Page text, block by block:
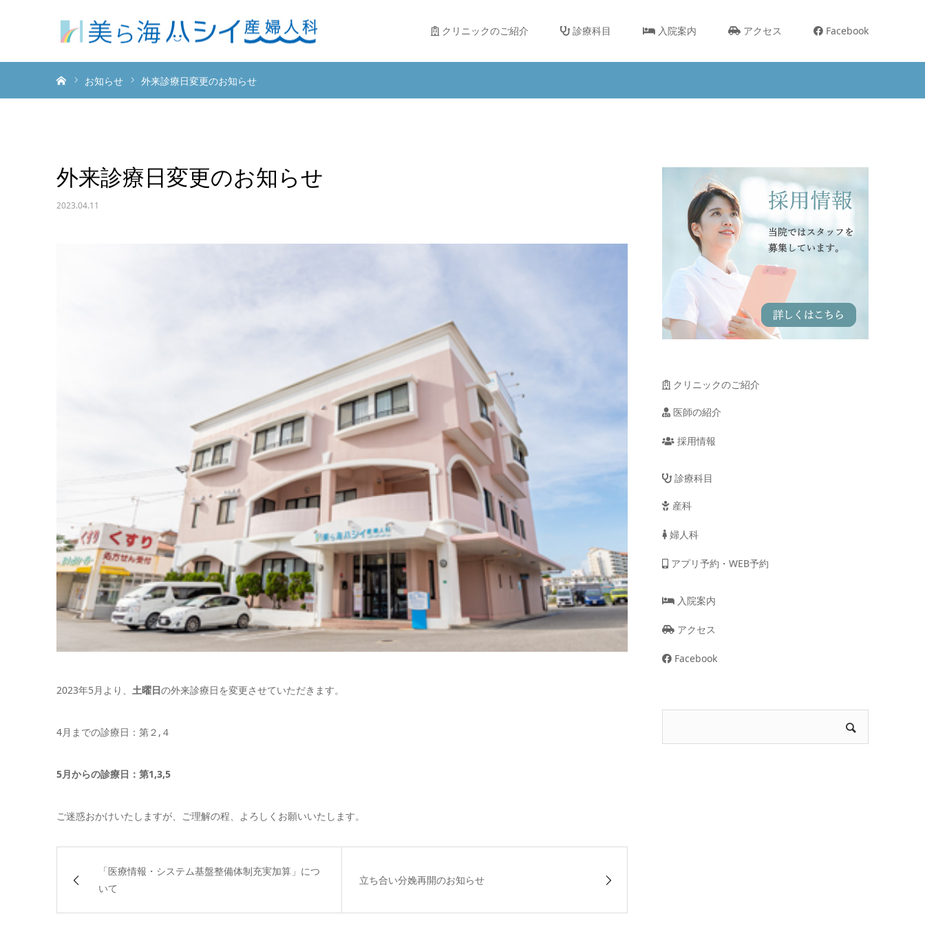
クリニックのご紹介 診療科目 入院案内 アクセス Facebook
お知らせ 外来診療日変更のお知らせ
外来診療日変更のお知らせ
2023.04.11
2023年5月より、 土曜日の外来診療日を変更させていただきます。
4月までの診療日：第２,４
5月からの診療日：第1,3,5
ご迷惑おかけいたしますが、ご理解の程、よろしくお願いいたします。
「医療情報・システム基盤整備体制充実加算」につ
いて
立ち合い分娩再開のお知らせ
クリニックのご紹介
医師の紹介
採用情報
診療科目
産科
婦人科
アプリ予約・WEB予約
入院案内
アクセス
Facebook